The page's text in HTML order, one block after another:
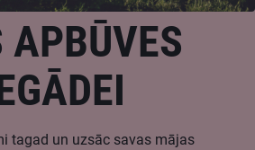
APBŪVES
tagad un uzsāc savas mājas